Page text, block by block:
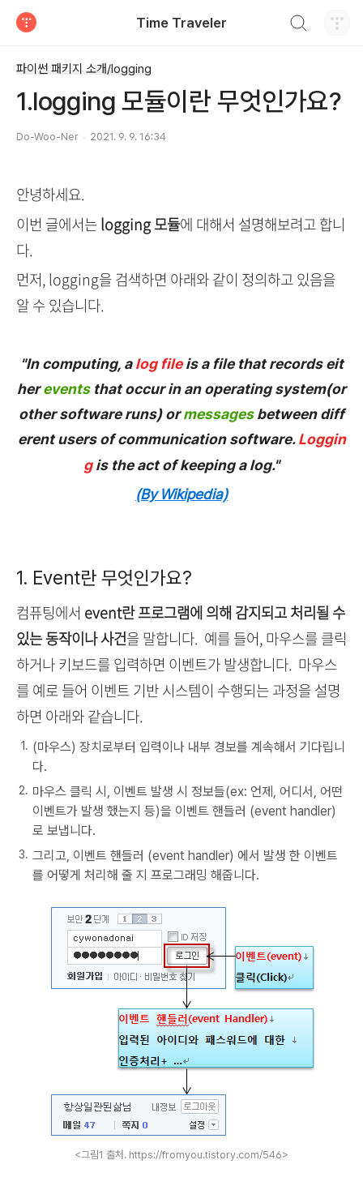
Time Traveler
파이썬 패키지 소개/logging
1.logging 모듈이란 무엇인가요?
Do-Woo-Ner 2021. 9. 9. 16:34
안녕하세요.
이번 글에서는logging 모듈에 대해서 설명해보려고 합니
다.
먼저, logging을 검색하면 아래와 같이 정의하고 있음을
알 수 있습니다.
"In computing, alog fileis a file that records eit
hereventsthat occur in an operating system(or
other software runs) ormessagesbetween diff
erent users of communication software.Loggin
gis the act of keeping a log."
(By Wikipedia)
1. Event란 무엇인가요?
컴퓨팅에서 event란 프로그램에 의해 감지되고 처리될 수
있는 동작이나 사건을 말합니다. 예를 들어, 마우스를 클릭
하거나 키보드를 입력하면 이벤트가 발생합니다. 마우스
를 예로 들어 이벤트 기반 시스템이 수행되는 과정을 설명
하면 아래와 같습니다.
(마우스) 장치로부터 입력이나 내부 경보를 계속해서 기다립니
다.
마우스 클릭 시, 이벤트 발생 시 정보들(ex: 언제, 어디서, 어떤
이벤트가 발생 했는지 등)을 이벤트 핸들러 (event handler)
로 보냅니다.
그리고, 이벤트 핸들러 (event handler) 에서 발생 한 이벤트
를 어떻게 처리해 줄 지 프로그래밍 해줍니다.
<그림1 출처. https://fromyou.tistory.com/546>